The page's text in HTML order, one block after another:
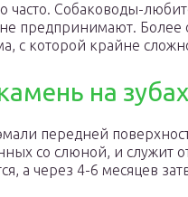
часто. Собаководы-
предпринимают.
с которой крайне
на
передней
со слюной, и служит
а через 4-6 месяцев